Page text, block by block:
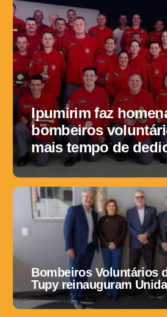
Ipumirim faz
bombeiros
mais tempo de
Bombeiros Voluntários
Tupy reinauguram